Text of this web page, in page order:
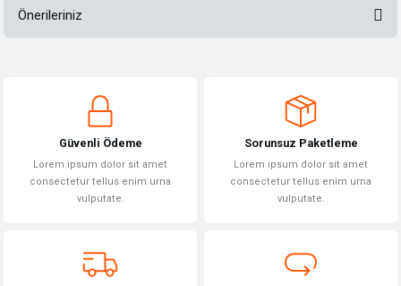
Önerileriniz
Görüş ve önerileriniz için teşekkür ederiz.
Ürün açıklamasında eksik bilgiler bulunuyor.
Ürün bilgilerinde hatalar bulunuyor.
Bu ürüne benzer farklı alternatifler olmalı.
Güvenli Ödeme
Lorem ipsum dolor sit amet
consectetur tellus enim urna
vulputate.
Sorunsuz Paketleme
Lorem ipsum dolor sit amet
consectetur tellus enim urna
vulputate.